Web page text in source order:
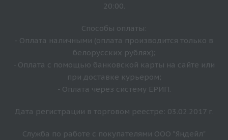
20:00.
Способы оплаты:
- Оплата наличными (оплата производится только в
белорусских рублях);
- Оплата с помощью банковской карты на сайте или
при доставке курьером;
- Оплата через систему ЕРИП.
Дата регистрации в торговом реестре: 03.02.2017 г.
Служба по работе с покупателями ООО "Яндейл"